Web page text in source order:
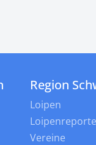
Region
Loipen
Vereine